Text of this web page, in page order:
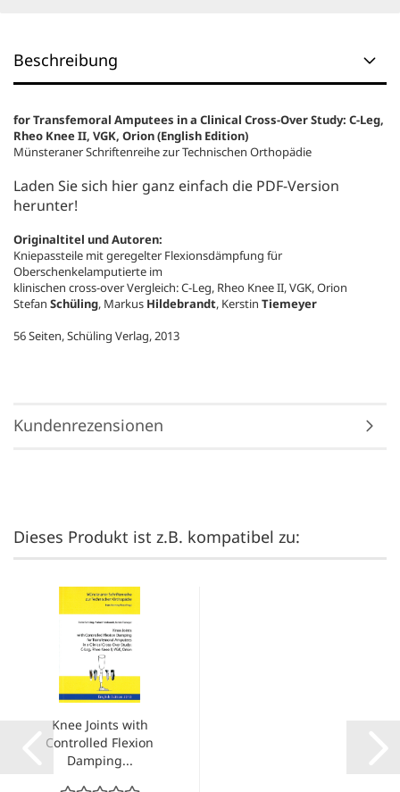
Beschreibung
for Transfemoral Amputees in a Clinical Cross-Over Study: C-Leg,
Rheo Knee II, VGK, Orion (English Edition)
Münsteraner Schriftenreihe zur Technischen Orthopädie
Laden Sie sich hier ganz einfach die PDF-Version
herunter!
Originaltitel und Autoren:
Kniepassteile mit geregelter Flexionsdämpfung für
Oberschenkelamputierte im
klinischen cross-over Vergleich: C-Leg, Rheo Knee II, VGK, Orion
Stefan Schüling, Markus Hildebrandt, Kerstin Tiemeyer
56 Seiten,Schüling Verlag, 2013
Kundenrezensionen
Dieses Produkt ist z.B. kompatibel zu:
Knee Joints with
Controlled Flexion
Damping...